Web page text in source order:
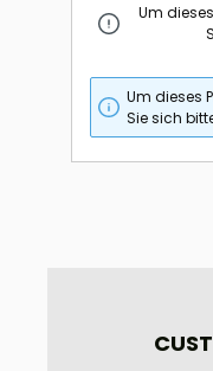
Um
Um dieses
Sie sich